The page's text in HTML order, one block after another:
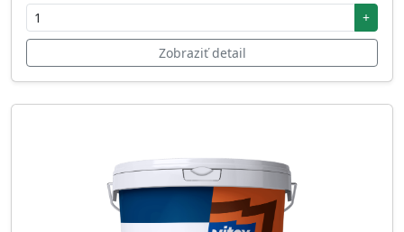
+
Zobraziť detail